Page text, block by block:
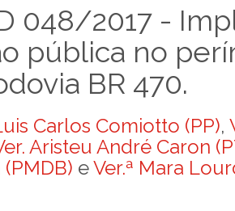
048/2017 -
pública no
BR 470.
Carlos Comiotto (PP),
Aristeu André Caron
eVer.ª Mara